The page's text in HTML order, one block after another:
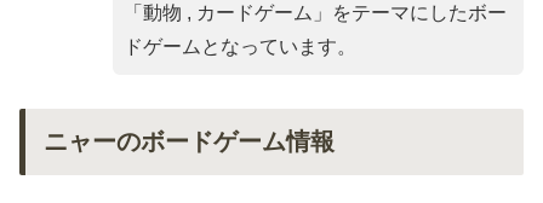
「 動物 , カードゲーム 」をテーマにしたボー
ドゲームとなっています。
ニャーのボードゲーム情報